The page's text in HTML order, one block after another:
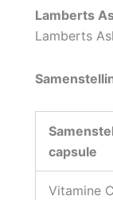
Lamberts
Lamberts
capsule
Vitamine C